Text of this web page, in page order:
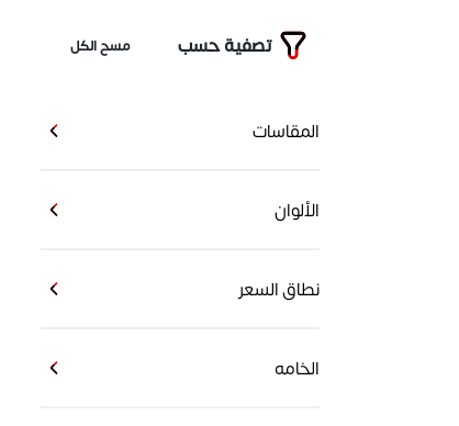
تصفية حسب مسح الكل
المقاسات
الألوان
نطاق السعر
الخامه